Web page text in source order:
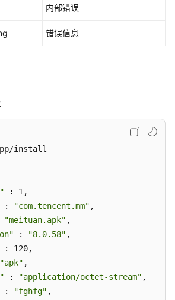
内部错误
错误信息
install
: 1,
: "com.tencent.mm" ,
"meituan.apk" ,
: "8.0.58" ,
: 120,
"apk" ,
: "application/octet-stream" ,
: "fghfg" ,